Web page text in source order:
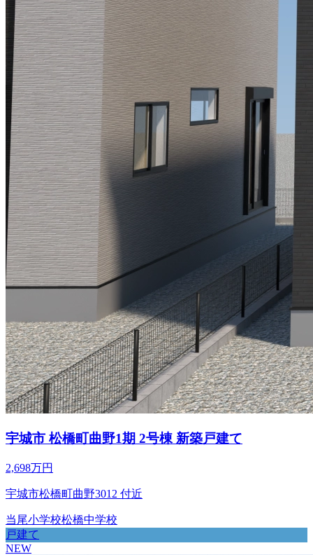
宇城市 松橋町曲野1期 2号棟 新築戸建て
2,698万円
宇城市松橋町曲野3012 付近
当尾小学校松橋中学校
戸建て
NEW